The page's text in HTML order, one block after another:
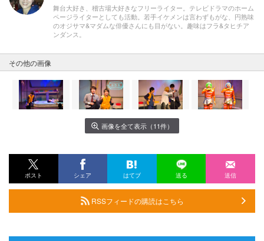
舞台大好き、稽古場大好きなフリーライター。テレビドラマのホーム
ページライターとしても活動。若手イケメンは言わずもがな、円熟味
のオジサマ&マダムな俳優さんにも目がない。趣味はフラ&タヒチア
ンダンス。
その他の画像
画像を全て表示（11件）
ポスト シェア はてブ 送る 送信
RSSフィードの購読はこちら